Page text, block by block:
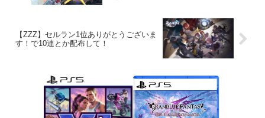
【ZZZ】セルラン1位ありがとうございま
す！で10連とか配布して！